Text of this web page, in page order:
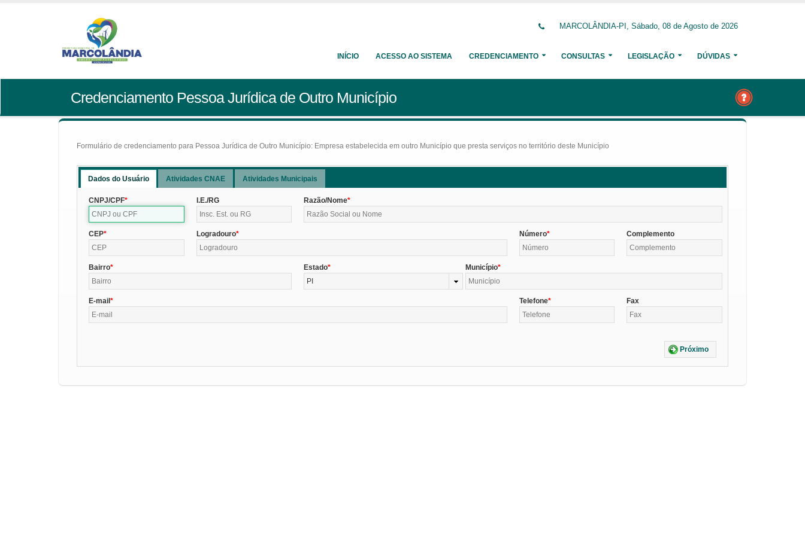
MARCOLÂNDIA-PI, Sábado, 08 de Agosto de 2026
INÍCIO ACESSO AO SISTEMA CREDENCIAMENTO CONSULTAS LEGISLAÇÃO DÚVIDAS
Credenciamento Pessoa Jurídica de Outro Município
Formulário de credenciamento para Pessoa Jurídica de Outro Município: Empresa estabelecida em outro Município que presta serviços no território deste Município
Dados do Usuário Atividades CNAE Atividades Municipais
CNPJ/CPF I.E./RG Razão/Nome
CEP Logradouro Número Complemento
Bairro
Estado
PI
Município
E-mail Telefone Fax
Próximo